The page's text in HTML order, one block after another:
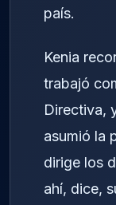
país.
Kenia
trabajó
Directiva,
asumió la
dirige los
ahí, dice,